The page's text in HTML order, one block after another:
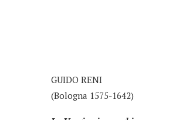
GUIDO RENI
(Bologna 1575-1642)